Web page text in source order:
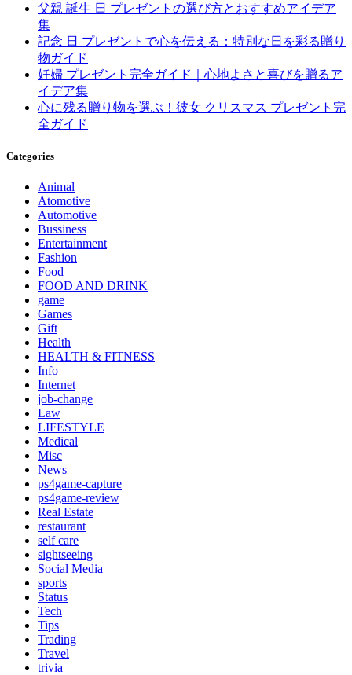
父親 誕生 日 プレゼントの選び方とおすすめアイデア
集
記念 日 プレゼントで心を伝える：特別な日を彩る贈り
物ガイド
妊婦 プレゼント完全ガイド｜心地よさと喜びを贈るア
イデア集
心に残る贈り物を選ぶ！彼女 クリスマス プレゼント完
全ガイド
Categories
Animal
Atomotive
Automotive
Bussiness
Entertainment
Fashion
Food
FOOD AND DRINK
game
Games
Gift
Health
HEALTH & FITNESS
Info
Internet
job‐change
Law
LIFESTYLE
Medical
Misc
News
ps4game-capture
ps4game-review
Real Estate
restaurant
self care
sightseeing
Social Media
sports
Status
Tech
Tips
Trading
Travel
trivia